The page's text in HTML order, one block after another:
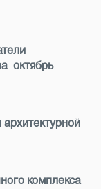
октябрь
комплекса